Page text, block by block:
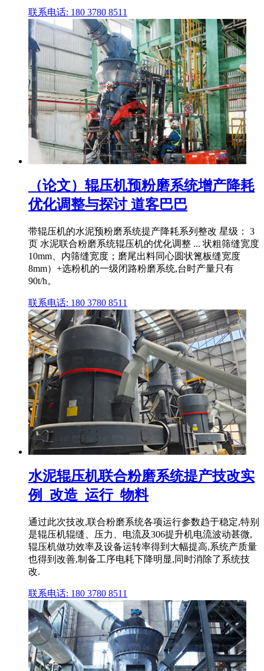
联系电话: 180 3780 8511
（论文）辊压机预粉磨系统增产降耗
优化调整与探讨 道客巴巴
带辊压机的水泥预粉磨系统提产降耗系列整改 星级： 3
页 水泥联合粉磨系统辊压机的优化调整 ... 状粗筛缝宽度
10mm、内筛缝宽度；磨尾出料同心圆状篦板缝宽度
8mm）+选粉机的一级闭路粉磨系统,台时产量只有
90t/h。
联系电话: 180 3780 8511
水泥辊压机联合粉磨系统提产技改实
例_改造_运行_物料
通过此次技改,联合粉磨系统各项运行参数趋于稳定,特别
是辊压机辊缝、压力、电流及306提升机电流波动甚微,
辊压机做功效率及设备运转率得到大幅提高,系统产质量
也得到改善,制备工序电耗下降明显,同时消除了系统技
改.
联系电话: 180 3780 8511